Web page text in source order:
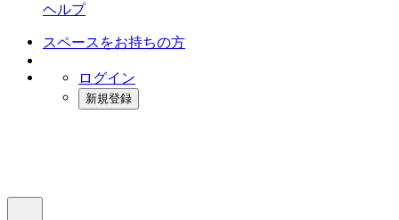
ヘルプ
スペースをお持ちの方
ログイン
新規登録